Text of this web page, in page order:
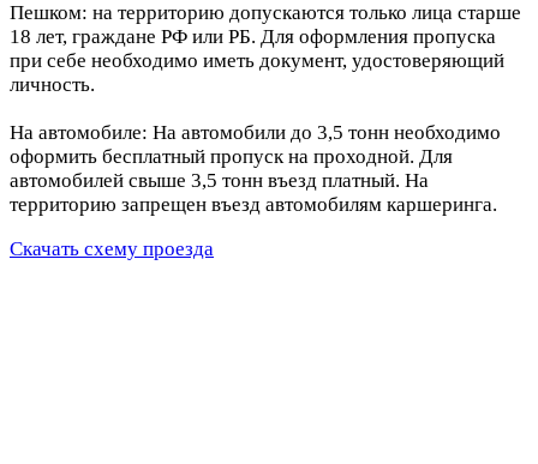
Пешком: на территорию допускаются только лица старше
18 лет, граждане РФ или РБ. Для оформления пропуска
при себе необходимо иметь документ, удостоверяющий
личность.
На автомобиле: На автомобили до 3,5 тонн необходимо
оформить бесплатный пропуск на проходной. Для
автомобилей свыше 3,5 тонн въезд платный. На
территорию запрещен въезд автомобилям каршеринга.
Скачать схему проезда